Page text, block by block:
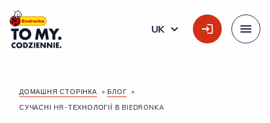
Головний логотип
UK
УКРАЇНСЬКА
ДОМАШНЯ СТОРІНКА » БЛОГ »
СУЧАСНІ HR-ТЕХНОЛОГІЇ В BIEDRONKA